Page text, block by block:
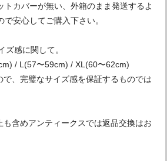
トカバーが無い、外箱のまま発送するよ
安心してご購入下さい。
ズ感に関して。
/ L(57〜59cm) / XL(60〜62cm)
、完璧なサイズ感を保証するものでは
含めアンティークスでは返品交換はお